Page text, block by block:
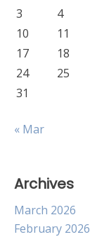
3
4
10
11
17
18
24
25
31
« Mar
Archives
March 2026
February 2026